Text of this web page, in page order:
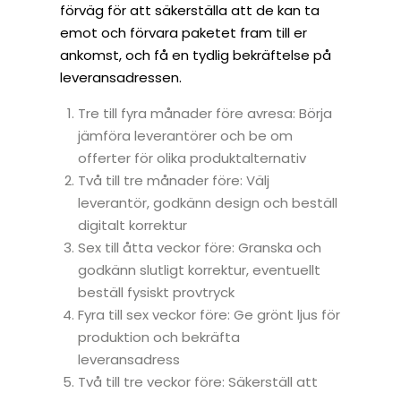
förväg för att säkerställa att de kan ta
emot och förvara paketet fram till er
ankomst, och få en tydlig bekräftelse på
leveransadressen.
Tre till fyra månader före avresa: Börja
jämföra leverantörer och be om
offerter för olika produktalternativ
Två till tre månader före: Välj
leverantör, godkänn design och beställ
digitalt korrektur
Sex till åtta veckor före: Granska och
godkänn slutligt korrektur, eventuellt
beställ fysiskt provtryck
Fyra till sex veckor före: Ge grönt ljus för
produktion och bekräfta
leveransadress
Två till tre veckor före: Säkerställ att